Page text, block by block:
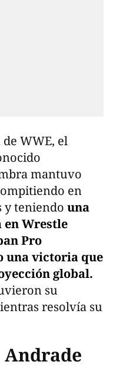
WWE, el
mantuvo
en
y teniendo una
Wrestle
Pro
una victoria que
global.
su
resolvía su